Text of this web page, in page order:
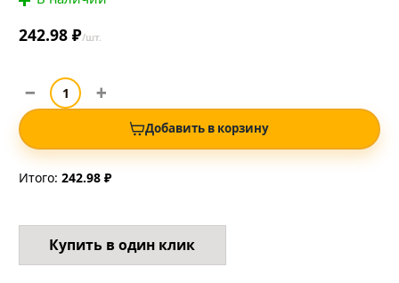
242.98 ₽/шт.
Добавить в корзину
Итого: 242.98 ₽
Купить в один клик